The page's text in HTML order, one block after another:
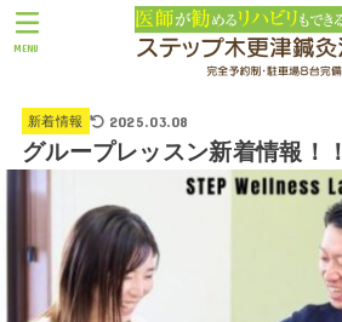
MENU
新着情報 2025.03.08
グループレッスン新着情報！！